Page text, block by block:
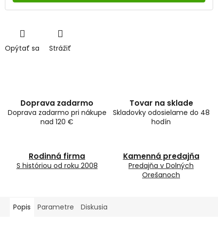
Opýtať sa Strážiť
Doprava zadarmo
Doprava zadarmo pri nákupe
nad 120 €
Tovar na sklade
Skladovky odosielame do 48
hodín
Rodinná firma
S históriou od roku 2008
Kamenná predajňa
Predajňa v Dolných
Orešanoch
Popis Parametre Diskusia